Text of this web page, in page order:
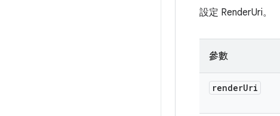
設定 RenderUri。
參數
renderUri